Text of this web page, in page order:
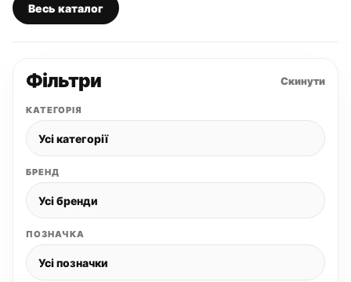
Весь каталог
Фільтри Скинути
КАТЕГОРІЯ
БРЕНД
ПОЗНАЧКА